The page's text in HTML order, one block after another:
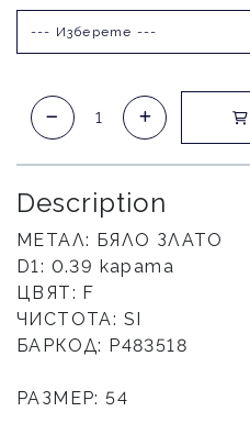
--- Изберете ---
Description
МЕТАЛ: БЯЛО ЗЛАТО
D1: 0.39 карата
ЦВЯТ: F
ЧИСТОТА: SI
БАРКОД: P483518
РАЗМЕР: 54